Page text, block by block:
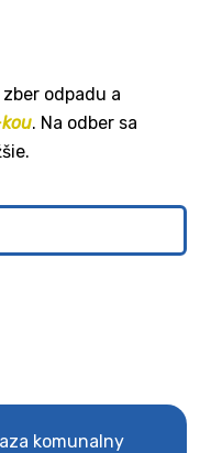
odpadu a
. Na odber sa
komunalny